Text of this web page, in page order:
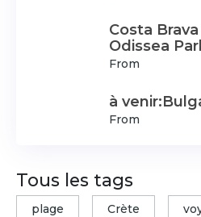
Costa
Odissea
From
à
From
Tous les tags
plage Crète